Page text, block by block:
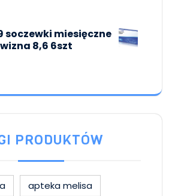
soczewki miesięczne
8,6 6szt
PRODUKTÓW
apteka melisa